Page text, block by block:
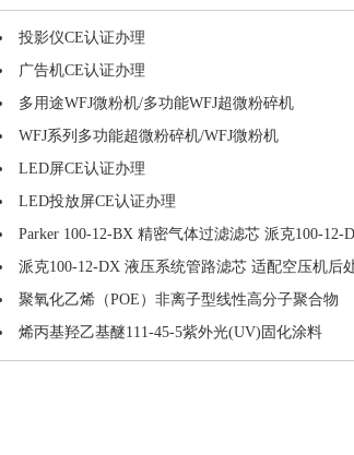
投影仪CE认证办理
广告机CE认证办理
多用途WFJ微粉机/多功能WFJ超微粉碎机
WFJ系列多功能超微粉碎机/WFJ微粉机
LED屏CE认证办理
LED投放屏CE认证办理
Parker 100-12-BX 精密气体过滤滤芯 派克100-12-DX 高压气体聚
派克100-12-DX 液压系统管路滤芯 适配空压机后处理 Parker
聚氧化乙烯（POE）非离子型线性高分子聚合物
烯丙基羟乙基醚111-45-5紫外光(UV)固化涂料